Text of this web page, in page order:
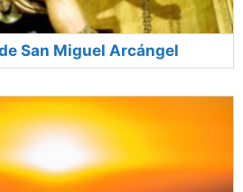
San Miguel Arcángel